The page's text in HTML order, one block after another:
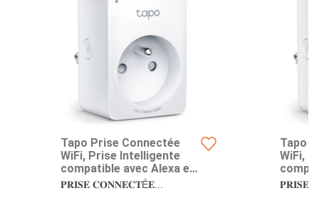
Tapo Prise Connectée
WiFi, Prise Intelligente
compatible avec Alexa et
Google Home, 10A Type E,
𝐏𝐑𝐈𝐒𝐄 𝐂𝐎𝐍𝐍𝐄𝐂𝐓É𝐄...
Tapo
WiFi,
𝐏𝐑𝐈𝐒𝐄